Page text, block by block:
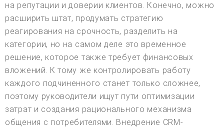
на репутации и доверии клиентов. Конечно, можно
расширить штат, продумать стратегию
реагирования на срочность, разделить на
категории, но на самом деле это временное
решение, которое также требует финансовых
вложений. К тому же контролировать работу
каждого подчиненного станет только сложнее,
поэтому руководители ищут пути оптимизации
затрат и создания рационального механизма
общения с потребителями. Внедрение CRM-